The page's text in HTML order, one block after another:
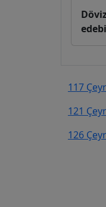
117
121
126